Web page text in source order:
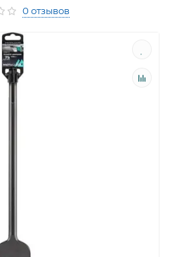
0 отзывов